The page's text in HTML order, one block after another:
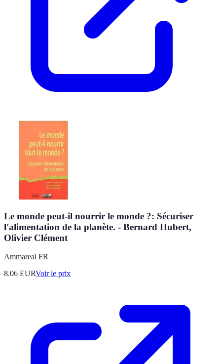
Le monde peut-il nourrir le monde ?: Sécuriser
l'alimentation de la planète. - Bernard Hubert,
Olivier Clément
Ammareal FR
8.06 EURVoir le prix